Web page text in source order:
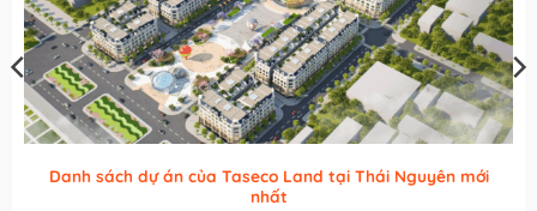
Nguyên mới
Cập nhật hình ảnh tiến độ dự án phố đi